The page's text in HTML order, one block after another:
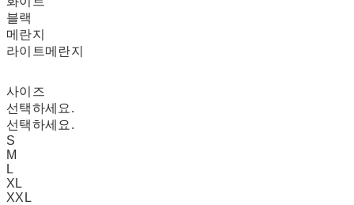
블랙
메란지
라이트메란지
사이즈
선택하세요.
선택하세요.
S
M
L
XL
XXL